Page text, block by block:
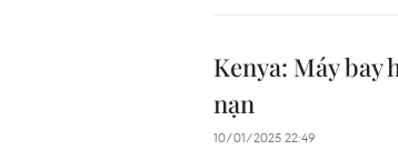
Kenya: Máy
nạn
10/01/2025 22:49